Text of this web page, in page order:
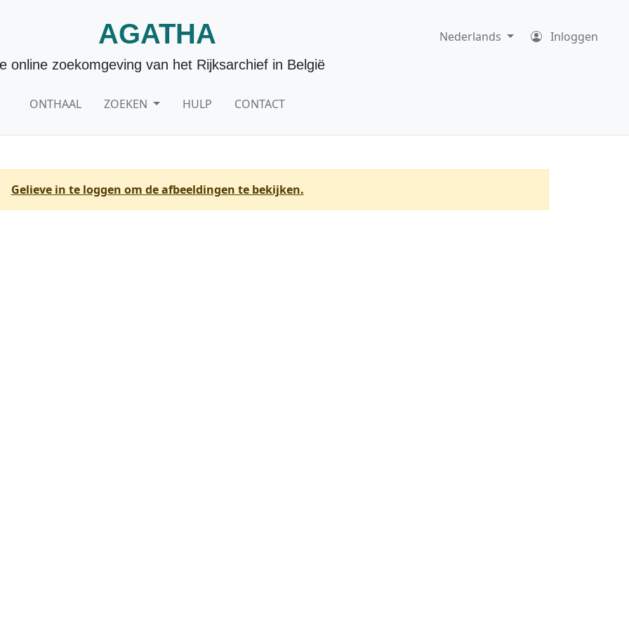
AGATHA
online zoekomgeving van het Rijksarchief in België
ONTHAAL ZOEKEN HULP CONTACT
Nederlands Inloggen
Gelieve in te loggen om de afbeeldingen te bekijken.